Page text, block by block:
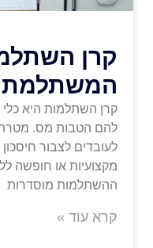
קרן
המשתלמת
קרן השתלמות היא כלי
להם הטבות מס.
לעובדים לצבור
מקצועיות או חופשה
ההשתלמות מוסדרות
קרא עוד »